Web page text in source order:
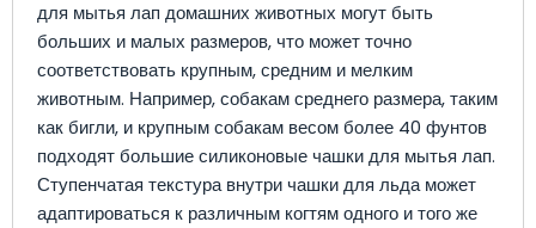
для мытья лап домашних животных могут быть
больших и малых размеров, что может точно
соответствовать крупным, средним и мелким
животным. Например, собакам среднего размера, таким
как бигли, и крупным собакам весом более 40 фунтов
подходят большие силиконовые чашки для мытья лап.
Ступенчатая текстура внутри чашки для льда может
адаптироваться к различным когтям одного и того же